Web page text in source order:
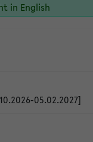
in English
05.02.2027]